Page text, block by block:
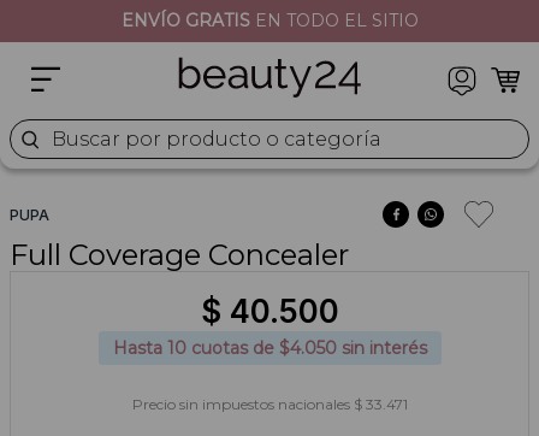
ENVÍO GRATISEN TODO EL SITIO
Buscar por producto o categoría
PUPA
Full Coverage Concealer
$ 40.500
Hasta 10cuotas de $4.050 sin interés
Precio sin impuestos nacionales $ 33.471
naj oleari
5. versace